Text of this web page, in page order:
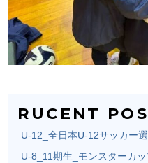
RUCENT
U-12_全日本U-12サッカー
U-8_11期生_モンスターカ